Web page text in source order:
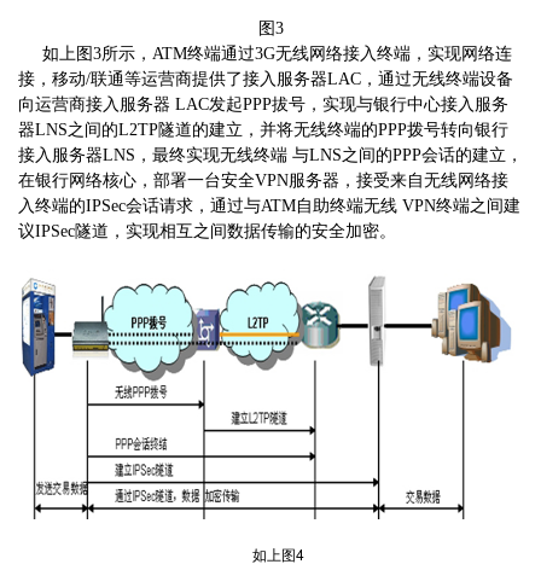
图3
如上图3所示，ATM终端通过3G无线网络接入终端，实现网络连
接，移动/联通等运营商提供了接入服务器LAC，通过无线终端设备
向运营商接入服务器 LAC发起PPP拔号，实现与银行中心接入服务
器LNS之间的L2TP隧道的建立，并将无线终端的PPP拨号转向银行
接入服务器LNS，最终实现无线终端 与LNS之间的PPP会话的建立，
在银行网络核心，部署一台安全VPN服务器，接受来自无线网络接
入终端的IPSec会话请求，通过与ATM自助终端无线 VPN终端之间建
议IPSec隧道，实现相互之间数据传输的安全加密。
如上图4